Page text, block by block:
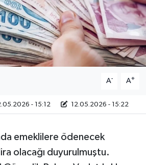
A- A+
- 15:12 12.05.2026 - 15:22
emeklilere ödenecek
olacağı duyurulmuştu.